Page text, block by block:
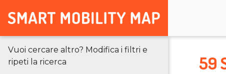
Vuoi cercare altro? Modifica i filtri e
ripeti la ricerca
59